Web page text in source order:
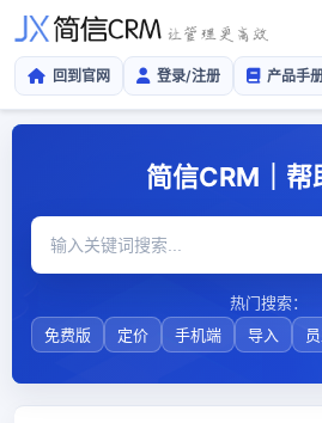
回到官网 登录/注册 产品手
简信CRM｜帮
热门搜索：
免费版
定价 手机端 导入